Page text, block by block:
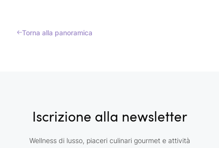
Torna alla panoramica
Iscrizione alla newsletter
Wellness di lusso, piaceri culinari gourmet e attività